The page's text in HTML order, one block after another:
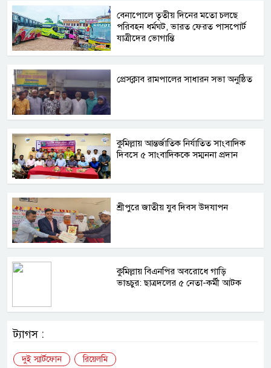
বেনাপোলে তৃতীয় দিনের মতো চলছে
পরিবহন ধর্মঘট, ভারত ফেরত পাসপোর্ট
যাত্রীদের ভোগান্তি
প্রেসক্লাব রামপালের সাধারন সভা অনুষ্ঠিত
কুমিল্লায় আন্তর্জাতিক নির্যাতিত সাংবাদিক
দিবসে ৫ সাংবাদিককে সম্মননা প্রদান
শ্রীপুরে জাতীয় যুব দিবস উদযাপন
কুমিল্লায় বিএনপির অবরোধে গাড়ি
ভাঙচুর: ছাত্রদলের ৫ নেতা-কর্মী আটক
ট্যাগস :
দুই স্মার্টফোন রিয়েলমি